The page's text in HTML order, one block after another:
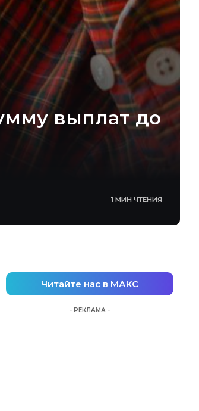
выплат до
1 МИН ЧТЕНИЯ
Читайте нас в МАКС
- РЕКЛАМА -